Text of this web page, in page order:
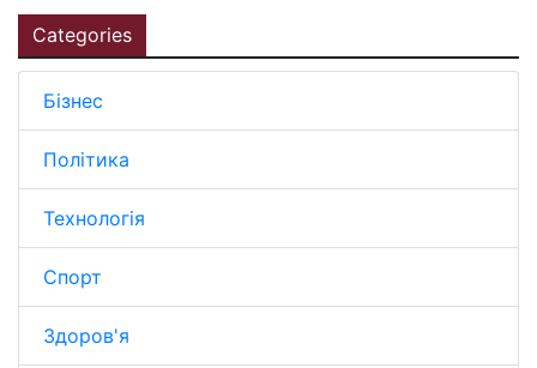
Categories
Бізнес
Політика
Технологія
Спорт
Здоров'я